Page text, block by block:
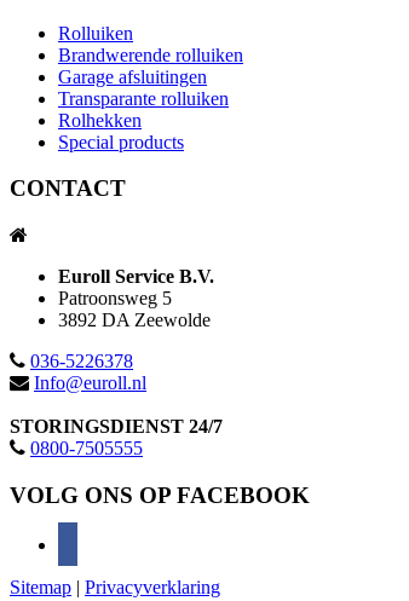
Rolluiken
Brandwerende rolluiken
Garage afsluitingen
Transparante rolluiken
Rolhekken
Special products
CONTACT
Euroll Service B.V.
Patroonsweg 5
3892 DA Zeewolde
036-5226378
Info@euroll.nl
STORINGSDIENST 24/7
0800-7505555
VOLG ONS OP FACEBOOK
Sitemap | Privacyverklaring